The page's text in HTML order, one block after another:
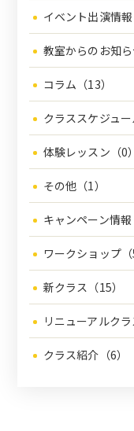
イベント出演情報
教室からのお知ら
コラム（13）
クラススケジュー
体験レッスン（0）
その他（1）
キャンペーン情報
ワークショップ（
新クラス（15）
リニューアルクラ
クラス紹介（6）